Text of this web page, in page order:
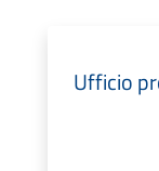
Ufficio